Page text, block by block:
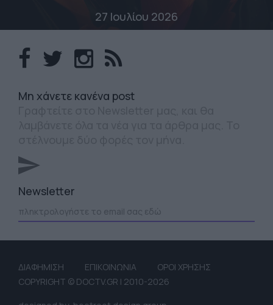
27 Ιουλίου 2026
Mη χάνετε κανένα post
Newsletter
ΔΙΑΦΗΜΙΣΗ ΕΠΙΚΟΙΝΩΝΙΑ
ΟΡΟΙ ΧΡΗΣΗΣ
COPYRIGHT © DOCTV.GR | 2010-2026